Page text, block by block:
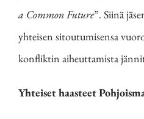
a Common Future”. Siinä
yhteisen sitoutumisensa
konfliktin aiheuttamista
Yhteiset haasteet